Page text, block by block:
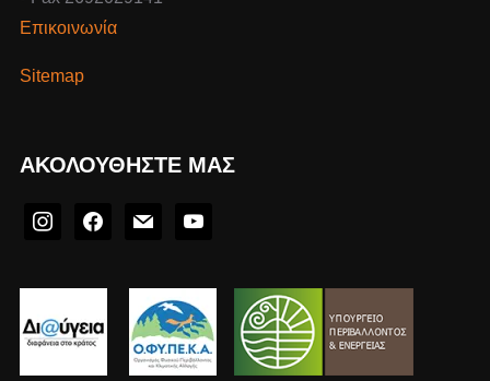
Επικοινωνία
Sitemap
ΑΚΟΛΟΥΘΉΣΤΕ ΜΑΣ
instagramfacebookmail youtube